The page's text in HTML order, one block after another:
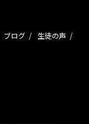
ブログ
生徒の声